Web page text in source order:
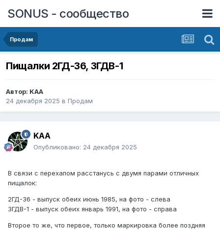
SONUS - сообщество
Продам
Пищалки 2ГД-36, 3ГДВ-1
Автор: KAA
24 декабря 2025 в Продам
KAA
Опубликовано: 24 декабря 2025
В связи с перехапом расстанусь с двумя парами отличных
пищалок:
2ГД-36 - выпуск обеих июнь 1985, на фото - слева
3ГДВ-1 - выпуск обеих январь 1991, на фото - справа
Второе то же, что первое, только маркировка более поздняя